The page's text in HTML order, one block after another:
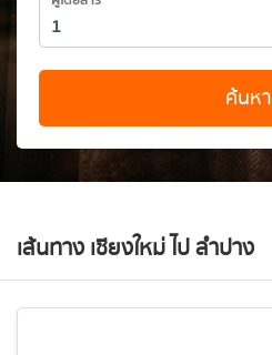
ค้นหา
เส้นทาง เชียงใหม่ ไป ลำปาง